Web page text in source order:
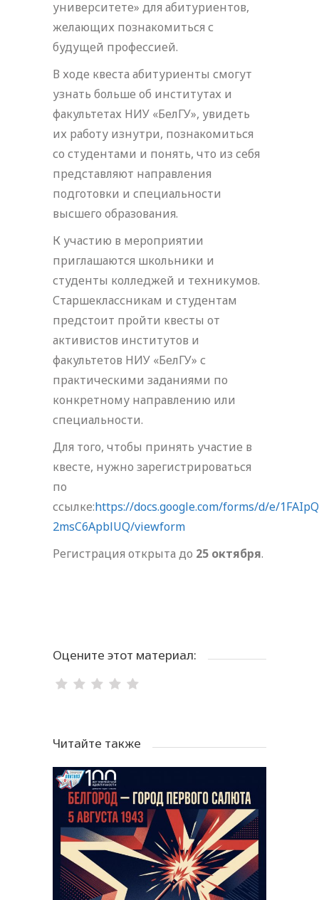
университете» для абитуриентов,
желающих познакомиться с
будущей профессией.
В ходе квеста абитуриенты смогут
узнать больше об институтах и
факультетах НИУ «БелГУ», увидеть
их работу изнутри, познакомиться
со студентами и понять, что из себя
представляют направления
подготовки и специальности
высшего образования.
К участию в мероприятии
приглашаются школьники и
студенты колледжей и техникумов.
Старшеклассникам и студентам
предстоит пройти квесты от
активистов институтов и
факультетов НИУ «БелГУ» с
практическими заданиями по
конкретному направлению или
специальности.
Для того, чтобы принять участие в
квесте, нужно зарегистрироваться
по
ссылке:https://docs.google.com/forms/d/e/
2msC6ApblUQ/viewform
Регистрация открыта до 25 октября.
Оцените этот материал:
Читайте также